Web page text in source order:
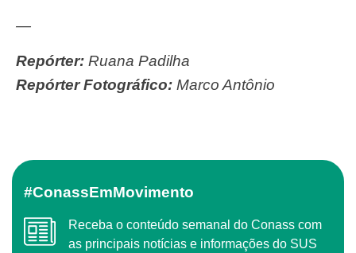
—
Repórter: Ruana Padilha
Repórter Fotográfico: Marco Antônio
#ConassEmMovimento
Receba o conteúdo semanal do Conass com
as principais notícias e informações do SUS